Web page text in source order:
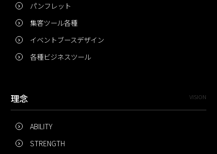
パンフレット
集客ツール各種
イベントブースデザイン
各種ビジネスツール
理念 VISION
ABILITY
STRENGTH